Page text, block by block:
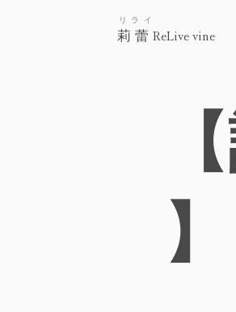
リライ
莉蕾ReLive vine
】